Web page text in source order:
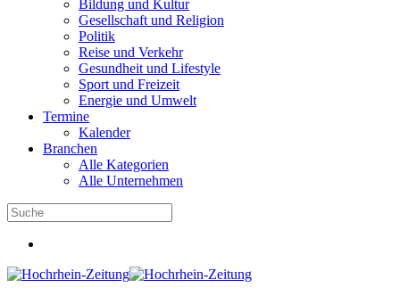
Bildung und Kultur
Gesellschaft und Religion
Politik
Reise und Verkehr
Gesundheit und Lifestyle
Sport und Freizeit
Energie und Umwelt
Termine
Kalender
Branchen
Alle Kategorien
Alle Unternehmen